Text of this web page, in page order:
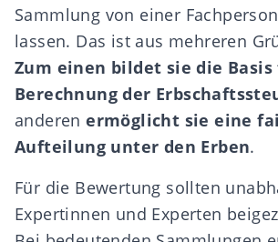
Sammlung von einer
lassen. Das ist aus mehreren
Zum einen bildet sie die
Berechnung der
anderenermöglicht sie eine
Aufteilung unter den Erben.
Für die Bewertung sollten
Expertinnen und Experten